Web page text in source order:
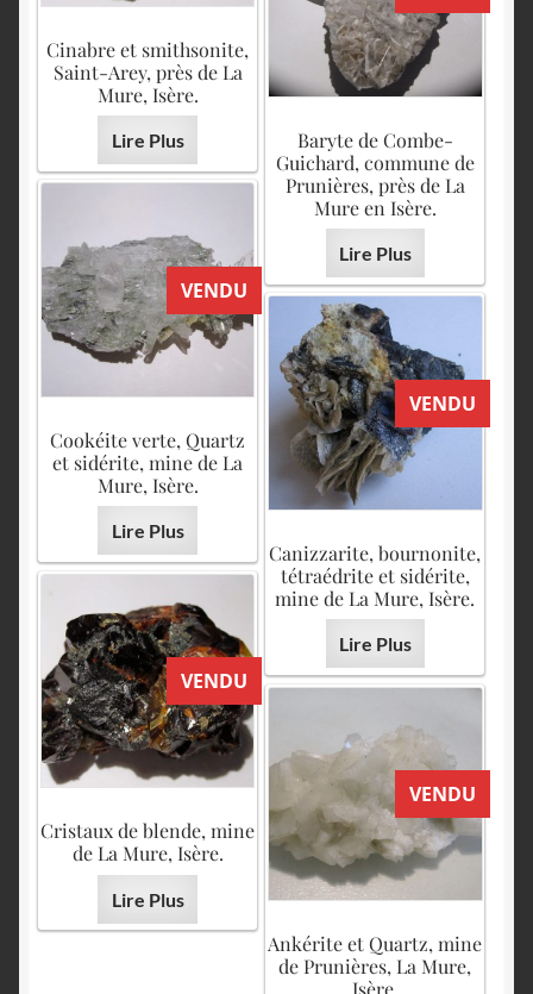
Cinabre et smithsonite,
Saint-Arey, près de La
Mure, Isère.
Lire Plus
Baryte de Combe-
Guichard, commune de
Prunières, près de La
Mure en Isère.
Lire Plus
VENDU
Cookéite verte, Quartz
et sidérite, mine de La
Mure, Isère.
Lire Plus
VENDU
Canizzarite, bournonite,
tétraédrite et sidérite,
mine de La Mure, Isère.
Lire Plus
VENDU
Cristaux de blende, mine
de La Mure, Isère.
Lire Plus
VENDU
Ankérite et Quartz, mine
de Prunières, La Mure,
Isère.